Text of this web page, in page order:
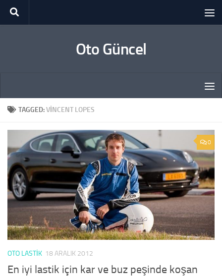
Skip to content
Oto Güncel
TAGGED:VINCENT LOPES
0
OTO LASTIK 18 ARALIK 2012
En iyi lastik için kar ve buz peşinde koşan